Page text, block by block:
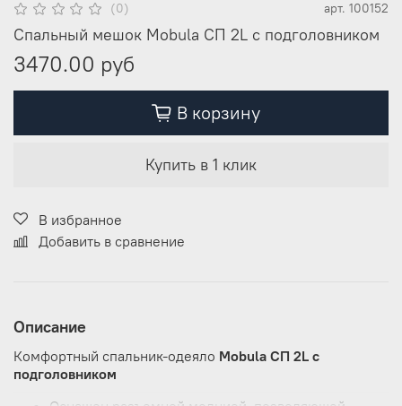
(0) арт. 100152
Спальный мешок Mobula СП 2L с подголовником
3470.00 руб
В корзину
Купить в 1 клик
В избранное
Добавить в сравнение
Описание
Комфортный спальник-одеяло Mobula СП 2L c
подголовником